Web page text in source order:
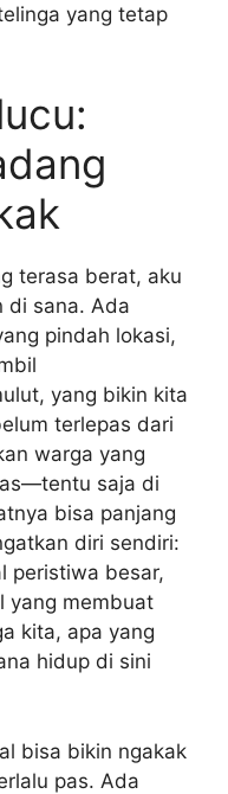
yang tetap
terasa berat, aku
di sana. Ada
pindah lokasi,
yang bikin kita
terlepas dari
warga yang
saja di
bisa panjang
diri sendiri:
peristiwa besar,
yang membuat
kita, apa yang
hidup di sini
bisa bikin ngakak
pas. Ada